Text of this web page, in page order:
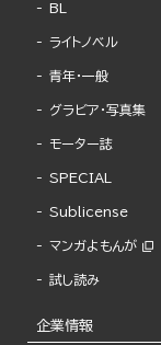
BL
ライトノベル
青年・一般
グラビア・写真集
モーター誌
SPECIAL
Sublicense
マンガよもんが
試し読み
企業情報